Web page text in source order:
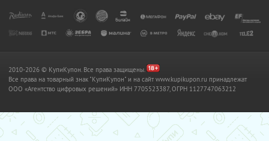
2010-2026 © КупиКупон. Все права защищены.
Все права на товарный знак "КупиКупон" и на сайт www.kupikupon.ru принадлежат
OOO «Агентство цифровых решений» ИНН 7705523387, ОГРН 1127747063212